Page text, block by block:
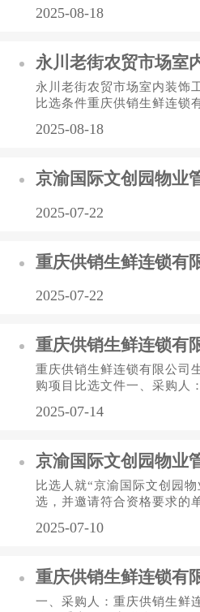
资金来自业主自筹资金，...
2025-08-18
永川老街农贸市场室内装饰
比选条件重庆供销生鲜连锁
司，资金来自业主自筹资...
2025-08-18
2025-07-22
2025-07-22
重庆供销生鲜连锁有限公司
购项目比选文件一、采购人
经营用车辆第二次采购项...
2025-07-14
京渝国际文创园物业
比选人就“京渝国际文创园
选，并邀请符合资格要求的
（一）项目名称：京渝国...
2025-07-10
一、采购人：重庆供销生鲜